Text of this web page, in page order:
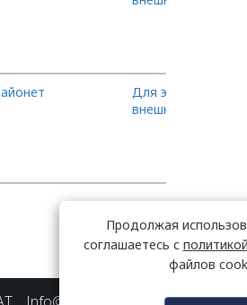
Для экстремальных
внешних условий
Продолжая
соглашаетесь с
файлов